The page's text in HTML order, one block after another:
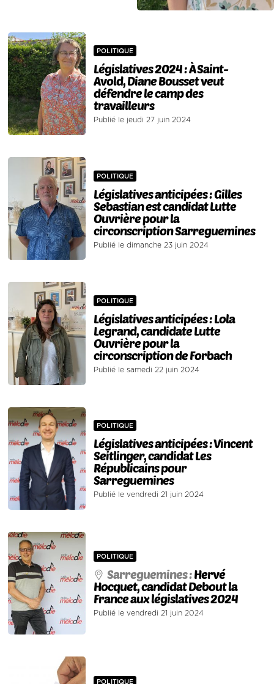
POLITIQUE
Législatives 2024 : À Saint-
Avold, Diane Bousset veut
défendre le camp des
travailleurs
Publié le jeudi 27 juin 2024
POLITIQUE
Législatives anticipées : Gilles
Sebastian est candidat Lutte
Ouvrière pour la
circonscription Sarreguemines
Publié le dimanche 23 juin 2024
POLITIQUE
Législatives anticipées : Lola
Legrand, candidate Lutte
Ouvrière pour la
circonscription de Forbach
Publié le samedi 22 juin 2024
POLITIQUE
Législatives anticipées : Vincent
Seitlinger, candidat Les
Républicains pour
Sarreguemines
Publié le vendredi 21 juin 2024
POLITIQUE
Sarreguemines :Hervé
Hocquet, candidat Debout la
France aux législatives 2024
Publié le vendredi 21 juin 2024
POLITIQUE